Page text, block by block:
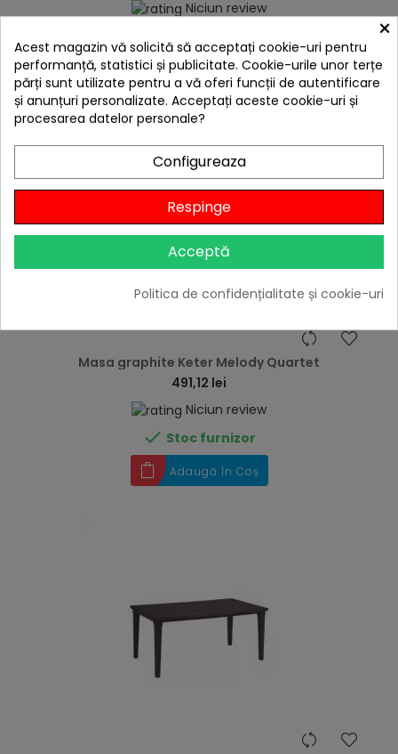
Niciun review
Adaugă în Coș
Masa graphite Keter Melody Quartet
491,12 lei
Niciun review
 Stoc furnizor
Adaugă în Coș
×
Acest magazin vă solicită să acceptați cookie-uri pentru
performanță, statistici și publicitate. Cookie-urile unor terțe
părți sunt utilizate pentru a vă oferi funcții de autentificare
și anunțuri personalizate. Acceptați aceste cookie-uri și
procesarea datelor personale?
Configureaza
Respinge
Acceptă
Politica de confidențialitate și cookie-uri